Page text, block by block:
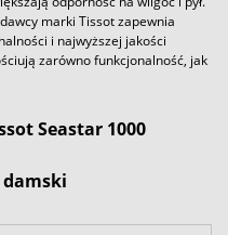
marki Tissot zapewnia
i najwyższej jakości
zarówno funkcjonalność, jak
Seastar 1000
damski